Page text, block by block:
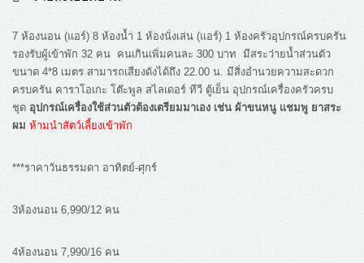
7 ห้องนอน (แอร์) 8 ห้องน้ำ 1 ห้องนั่งเล่น (แอร์) 1 ห้องครัวอุปกรณ์ครบครัน
รองรับผู้เข้าพัก 32 คน คนเกินเพิ่มคนละ 300 บาท มีสระว่ายน้ำส่วนตัว
ขนาด 4*8 เมตร สามารถเสียงดังได้ถึง 22.00 น. มีสิ่งอำนวยความสะดวก
ครบครัน คาราโอเกะ โต๊ะพูล สไลเดอร์ ทีวี ตู้เย็น อุปกรณ์เครื่องครัวครบ
ชุด อุปกรณ์เครื่องใช้ส่วนตัวต้องเตรียมมาเอง เช่น ผ้าขนหนู แชมพู ยาสระ
ผม ห้ามนำสัตว์เลี้ยงเข้าพัก
***ราคาวันธรรมดา อาทิตย์-ศุกร์
3ห้องนอน 6,990/12 คน
4ห้องนอน 7,990/16 คน